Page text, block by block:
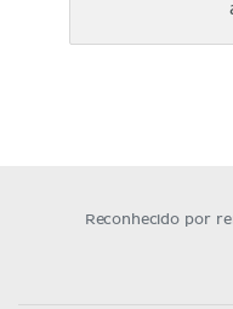
Reconhecido por